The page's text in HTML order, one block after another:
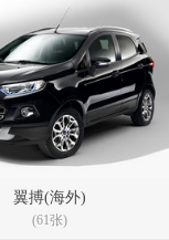
翼搏(海外)
(61张)